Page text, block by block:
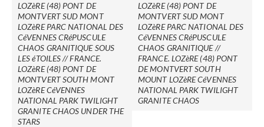
LOZèRE (48) PONT DE
MONTVERT SUD MONT
LOZèRE PARC NATIONAL DES
CéVENNES CRéPUSCULE
CHAOS GRANITIQUE SOUS
LES éTOILES // FRANCE.
LOZèRE (48) PONT DE
MONTVERT SOUTH MONT
LOZèRE CéVENNES
NATIONAL PARK TWILIGHT
GRANITE CHAOS UNDER THE
STARS
LOZèRE (48) PONT DE
MONTVERT SUD MONT
LOZèRE PARC NATIONAL DES
CéVENNES CRéPUSCULE
CHAOS GRANITIQUE //
FRANCE. LOZèRE (48) PONT
DE MONTVERT SOUTH
MOUNT LOZèRE CéVENNES
NATIONAL PARK TWILIGHT
GRANITE CHAOS